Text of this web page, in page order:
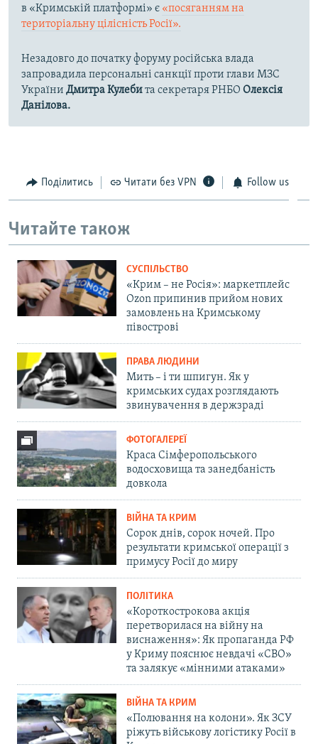
в «Кримській платформі» є «посяганням на
територіальну цілісність Росії».
Незадовго до початку форуму російська влада
запровадила персональні санкції проти глави МЗС
України Дмитра Кулебита секретаря РНБО Олексія
Данілова.
Поділитись Читати без VPN Follow us
Читайте також
СУСПІЛЬСТВО
«Крим – не Росія»: маркетплейс
Ozon припинив прийом нових
замовлень на Кримському
півострові
ПРАВА ЛЮДИНИ
Мить – і ти шпигун. Як у
кримських судах розглядають
звинувачення в держзраді
ФОТОГАЛЕРЕЇ
Краса Сімферопольського
водосховища та занедбаність
довкола
ВІЙНА ТА КРИМ
Сорок днів, сорок ночей. Про
результати кримської операції з
примусу Росії до миру
ПОЛІТИКА
«Короткострокова акція
перетворилася на війну на
виснаження»: Як пропаганда РФ
у Криму пояснює невдачі «СВО»
та залякує «мінними атаками»
ВІЙНА ТА КРИМ
«Полювання на колони». Як ЗСУ
ріжуть військову логістику Росії в